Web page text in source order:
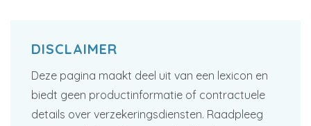
DISCLAIMER
Deze pagina maakt deel uit van een lexicon en
biedt geen productinformatie of contractuele
details over verzekeringsdiensten. Raadpleeg